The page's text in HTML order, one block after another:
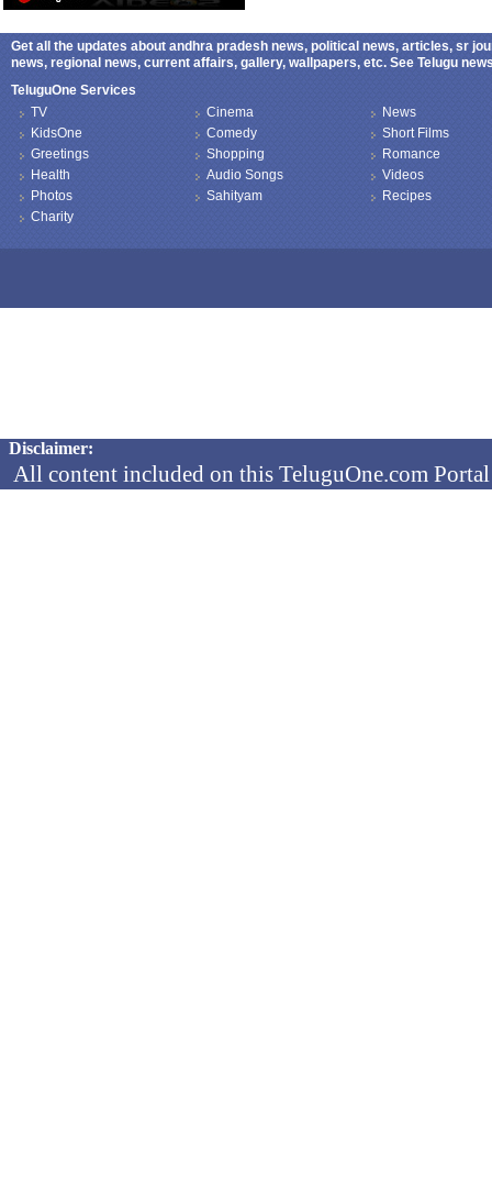
Get all the updates about andhra pradesh news, political news, articles, sr
news, regional news, current affairs, gallery, wallpapers, etc. See Telugu
TeluguOne Services
TV
KidsOne
Greetings
Health
Photos
Charity
Cinema
Comedy
Shopping
Audio Songs
Sahityam
News
Short Films
Romance
Videos
Recipes
Disclaimer:
All content included on this TeluguOne.com